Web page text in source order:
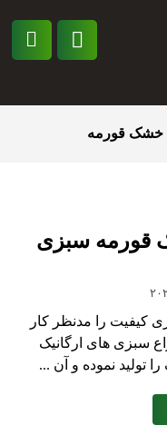
خشک قورمه
قورمه سبزی
۲۶
کیفیت را مدنظر کار
سبزی های ارگانیک
تولید نموده و آن ...